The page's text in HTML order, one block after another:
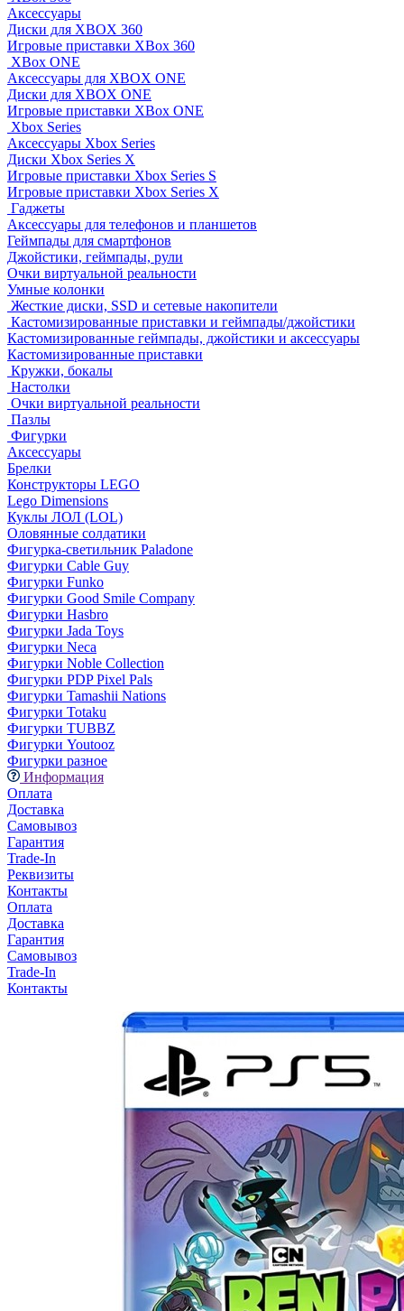
Аксессуары
Диски для XBOX 360
Игровые приставки XBox 360
XBox ONE
Аксессуары для XBOX ONE
Диски для XBOX ONE
Игровые приставки XBox ONE
Xbox Series
Аксессуары Xbox Series
Диски Xbox Series X
Игровые приставки Xbox Series S
Игровые приставки Xbox Series X
Гаджеты
Аксессуары для телефонов и планшетов
Геймпады для смартфонов
Джойстики, геймпады, рули
Очки виртуальной реальности
Умные колонки
Жесткие диски, SSD и сетевые накопители
Кастомизированные приставки и геймпады/джойстики
Кастомизированные геймпады, джойстики и аксессуары
Кастомизированные приставки
Кружки, бокалы
Настолки
Очки виртуальной реальности
Пазлы
Фигурки
Аксессуары
Брелки
Конструкторы LEGO
Lego Dimensions
Куклы ЛОЛ (LOL)
Оловянные солдатики
Фигурка-светильник Paladone
Фигурки Cable Guy
Фигурки Funko
Фигурки Good Smile Company
Фигурки Hasbro
Фигурки Jada Toys
Фигурки Neca
Фигурки Noble Collection
Фигурки PDP Pixel Pals
Фигурки Tamashii Nations
Фигурки Totaku
Фигурки TUBBZ
Фигурки Youtooz
Фигурки разное
Информация
Оплата
Доставка
Самовывоз
Гарантия
Trade-In
Реквизиты
Контакты
Оплата
Доставка
Гарантия
Самовывоз
Trade-In
Контакты